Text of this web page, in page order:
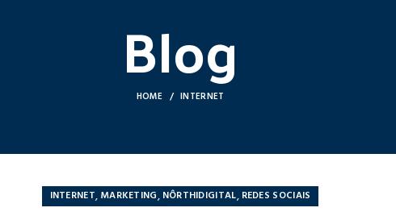
Blog
HOME INTERNET
INTERNET, MARKETING, NÔRTHIDIGITAL, REDES SOCIAIS